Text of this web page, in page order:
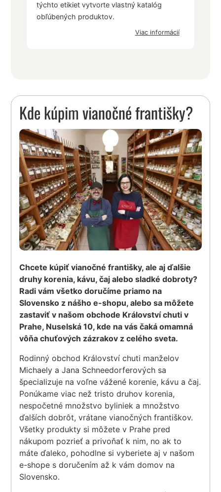
týchto etikiet vytvorte vlastný katalóg
obľúbených produktov.
Viac informácií
Kde kúpim vianočné františky?
Chcete kúpiť vianočné františky, ale aj ďalšie
druhy korenia, kávu, čaj alebo sladké dobroty?
Radi vám všetko doručíme priamo na
Slovensko z nášho e-shopu, alebo sa môžete
zastaviť v našom obchode Království chuti v
Prahe, Nuselská 10, kde na vás čaká omamná
vôňa chuťových zázrakov z celého sveta.
Rodinný obchod Království chuti manželov
Michaely a Jana Schneedorferových sa
špecializuje na voľne vážené korenie, kávu a čaj.
Ponúkame viac než tristo druhov korenia,
nespočetné množstvo byliniek a množstvo
ďalších dobrôt, vrátane vianočných františkov.
Všetky produkty si môžete v Prahe pred
nákupom pozrieť a privoňať k nim, no ak to
máte ďaleko, pohodlne si vyberiete aj v našom
e-shope s doručením až k vám domov na
Slovensko.